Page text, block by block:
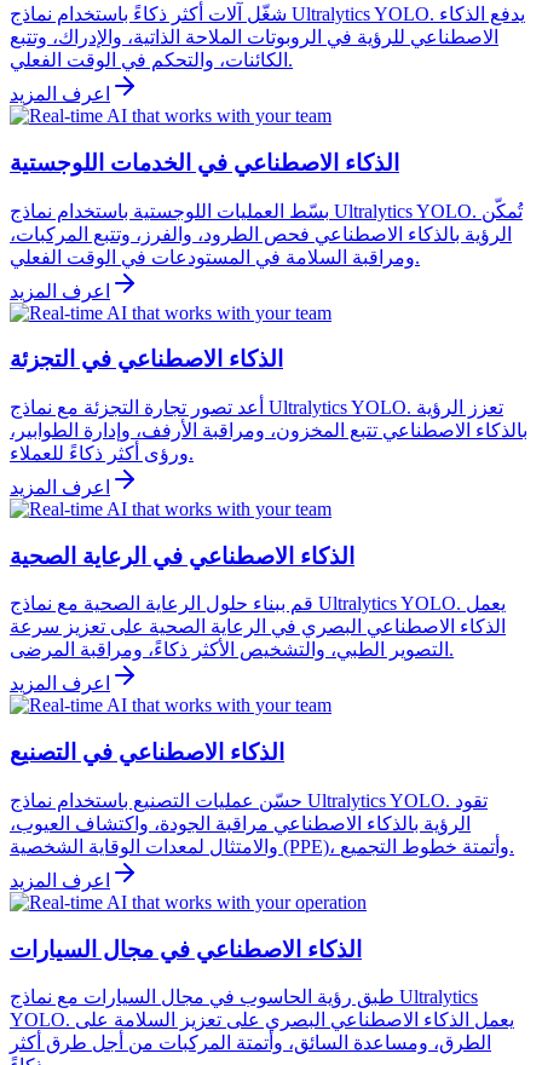
شغّل آلات أكثر ذكاءً باستخدام نماذج Ultralytics YOLO. يدفع الذكاء
الاصطناعي للرؤية في الروبوتات الملاحة الذاتية، والإدراك، وتتبع
الكائنات، والتحكم في الوقت الفعلي.
اعرف المزيد
الذكاء الاصطناعي في الخدمات اللوجستية
بسّط العمليات اللوجستية باستخدام نماذج Ultralytics YOLO. تُمكّن
الرؤية بالذكاء الاصطناعي فحص الطرود، والفرز، وتتبع المركبات،
ومراقبة السلامة في المستودعات في الوقت الفعلي.
اعرف المزيد
الذكاء الاصطناعي في التجزئة
أعد تصور تجارة التجزئة مع نماذج Ultralytics YOLO. تعزز الرؤية
بالذكاء الاصطناعي تتبع المخزون، ومراقبة الأرفف، وإدارة الطوابير،
ورؤى أكثر ذكاءً للعملاء.
اعرف المزيد
الذكاء الاصطناعي في الرعاية الصحية
قم ببناء حلول الرعاية الصحية مع نماذج Ultralytics YOLO. يعمل
الذكاء الاصطناعي البصري في الرعاية الصحية على تعزيز سرعة
التصوير الطبي، والتشخيص الأكثر ذكاءً، ومراقبة المرضى.
اعرف المزيد
الذكاء الاصطناعي في التصنيع
حسّن عمليات التصنيع باستخدام نماذج Ultralytics YOLO. تقود
الرؤية بالذكاء الاصطناعي مراقبة الجودة، واكتشاف العيوب،
والامتثال لمعدات الوقاية الشخصية (PPE)، وأتمتة خطوط التجميع.
اعرف المزيد
الذكاء الاصطناعي في مجال السيارات
طبق رؤية الحاسوب في مجال السيارات مع نماذج Ultralytics
YOLO. يعمل الذكاء الاصطناعي البصري على تعزيز السلامة على
الطرق، ومساعدة السائق، وأتمتة المركبات من أجل طرق أكثر